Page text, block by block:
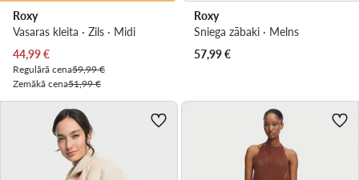
Roxy
Vasaras kleita · Zils · Midi
Pašreizējā cena
44,99€
Regulārā cena59,99 €
Zemākā cena51,99 €
Roxy
Sniega zābaki · Melns
57,99€